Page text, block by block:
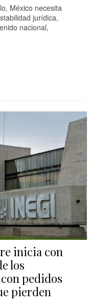
México necesita
jurídica,
nacional,
inicia con
los
pedidos
pierden